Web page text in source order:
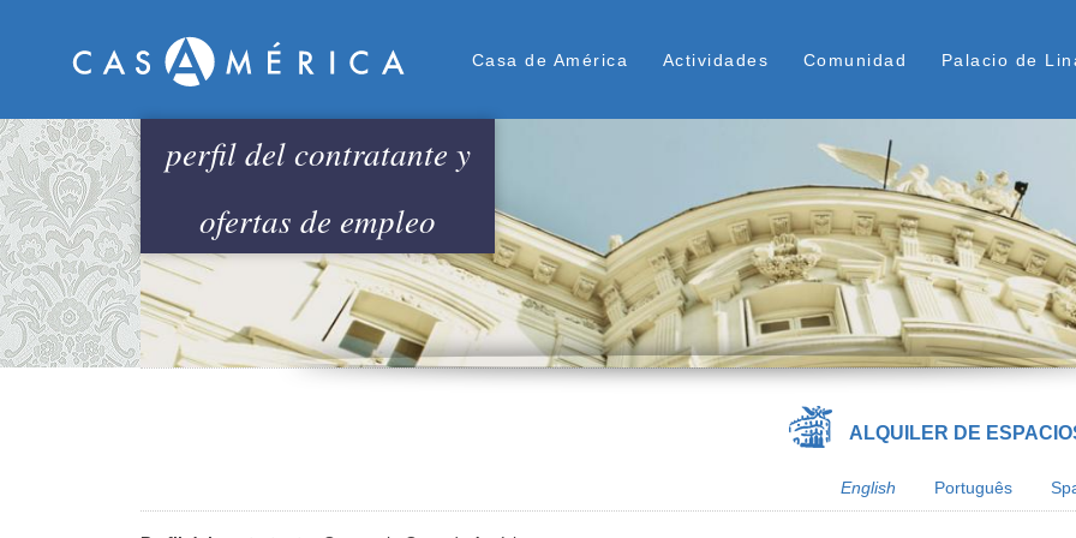
Menú Superior
Casa de América Actividades Comunidad Palacio de
perfil del contratante y
ofertas de empleo
ALQUILER DE
English Português